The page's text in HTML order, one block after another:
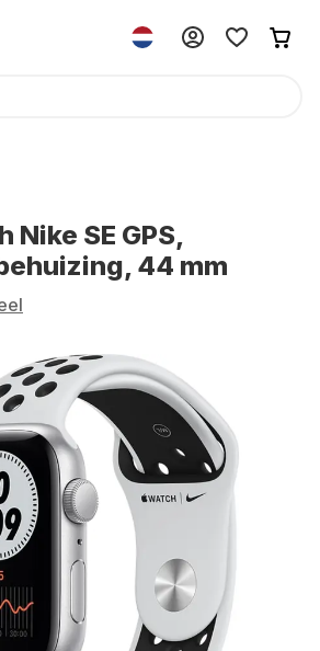
Nike SE GPS,
44 mm